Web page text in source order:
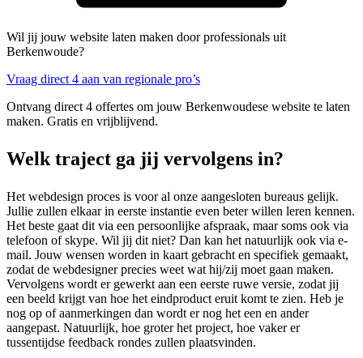
Wil jij jouw website laten maken door professionals uit
Berkenwoude?
Vraag direct 4 aan van regionale pro’s
Ontvang direct 4 offertes om jouw Berkenwoudese website te laten
maken. Gratis en vrijblijvend.
Welk traject ga jij vervolgens in?
Het webdesign proces is voor al onze aangesloten bureaus gelijk.
Jullie zullen elkaar in eerste instantie even beter willen leren kennen.
Het beste gaat dit via een persoonlijke afspraak, maar soms ook via
telefoon of skype. Wil jij dit niet? Dan kan het natuurlijk ook via e-
mail. Jouw wensen worden in kaart gebracht en specifiek gemaakt,
zodat de webdesigner precies weet wat hij/zij moet gaan maken.
Vervolgens wordt er gewerkt aan een eerste ruwe versie, zodat jij
een beeld krijgt van hoe het eindproduct eruit komt te zien. Heb je
nog op of aanmerkingen dan wordt er nog het een en ander
aangepast. Natuurlijk, hoe groter het project, hoe vaker er
tussentijdse feedback rondes zullen plaatsvinden.